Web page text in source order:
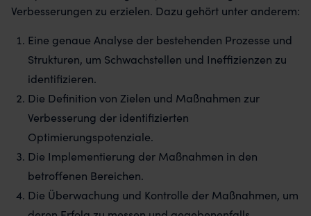
Verbesserungen zu erzielen. Dazu gehört unter anderem:
Eine genaue Analyse der bestehenden Prozesse und
Strukturen, um Schwachstellen und Ineffizienzen zu
identifizieren.
Die Definition von Zielen und Maßnahmen zur
Verbesserung der identifizierten
Optimierungspotenziale.
Die Implementierung der Maßnahmen in den
betroffenen Bereichen.
Die Überwachung und Kontrolle der Maßnahmen, um